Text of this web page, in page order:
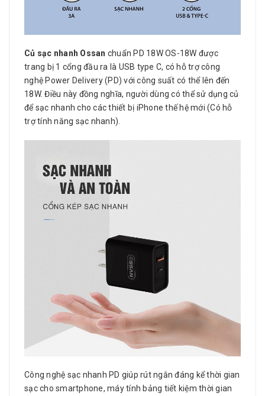
Củ sạc nhanh Ossan chuẩn PD 18W OS-18W được
trang bị 1 cổng đầu ra là USB type C, có hỗ trợ công
nghệ Power Delivery (PD) với công suất có thể lên đến
18W. Điều này đồng nghĩa, người dùng có thể sử dụng củ
để sạc nhanh cho các thiết bị iPhone thế hệ mới (Có hỗ
trợ tính năng sạc nhanh).
Công nghệ sạc nhanh PD giúp rút ngắn đáng kể thời gian
sạc cho smartphone, máy tính bảng tiết kiệm thời gian